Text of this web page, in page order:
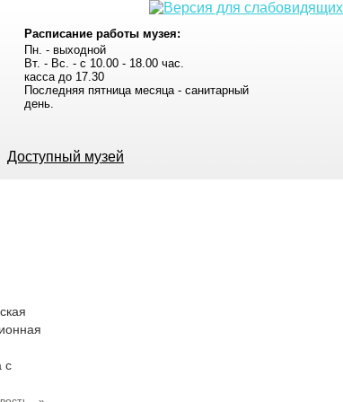
Расписание работы музея:
Пн. - выходной
Вт. - Вс. - с 10.00 - 18.00 час.
касса до 17.30
Последняя пятница месяца - санитарный
день.
Доступный музей
с